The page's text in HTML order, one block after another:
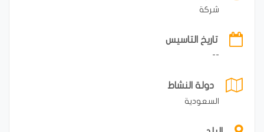
شركة
تاريخ التاسيس
--
دولة النشاط
السعودية